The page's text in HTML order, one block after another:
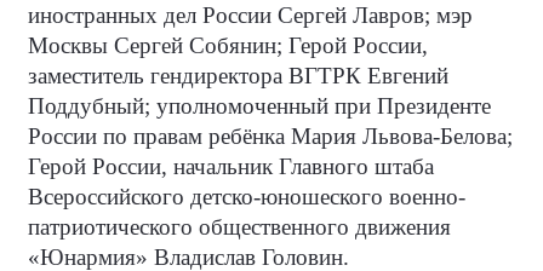
иностранных дел России Сергей Лавров; мэр
Москвы Сергей Собянин; Герой России,
заместитель гендиректора ВГТРК Евгений
Поддубный; уполномоченный при Президенте
России по правам ребёнка Мария Львова-Белова;
Герой России, начальник Главного штаба
Всероссийского детско-юношеского военно-
патриотического общественного движения
«Юнармия» Владислав Головин.